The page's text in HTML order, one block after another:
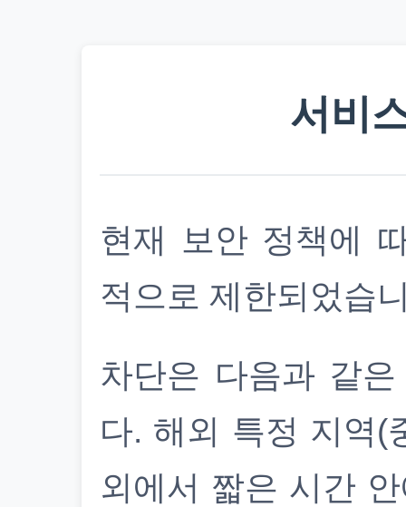
서비
현재 보안 정책에
적으로 제한되었습
차단은 다음과 같
다. 해외 특정 지역(
외에서 짧은 시간